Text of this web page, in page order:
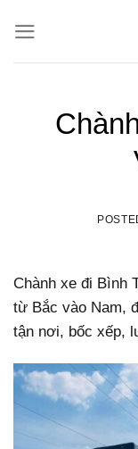
Chành xe đi Bình
từ Bắc vào Nam,
tận nơi, bốc xếp,